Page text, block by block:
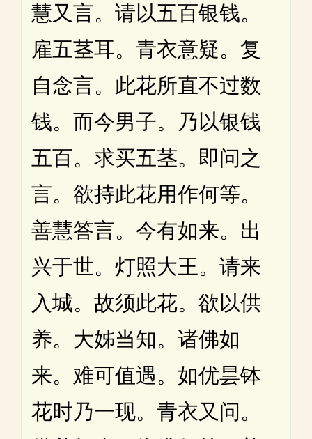
慧又言。请以五百银钱。
雇五茎耳。青衣意疑。复
自念言。此花所直不过数
钱。而今男子。乃以银钱
五百。求买五茎。即问之
言。欲持此花用作何等。
善慧答言。今有如来。出
兴于世。灯照大王。请来
入城。故须此花。欲以供
养。大姊当知。诸佛如
来。难可值遇。如优昙钵
花时乃一现。青衣又问。